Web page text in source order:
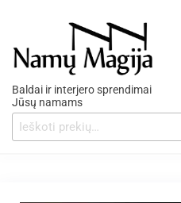
Baldai ir interjero sprendimai
Jūsų namams